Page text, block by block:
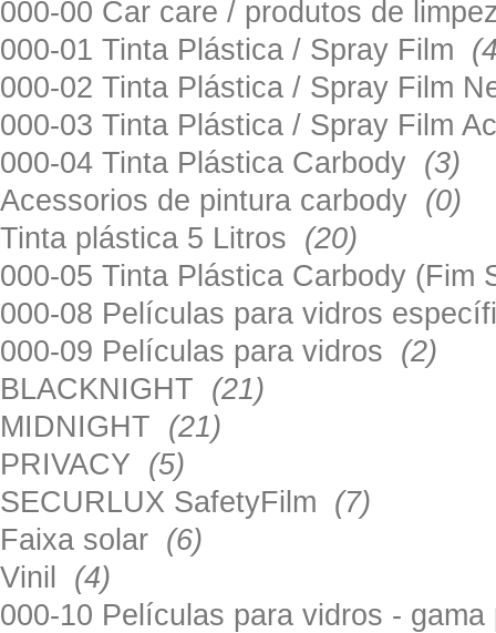
000-00 Car care / produtos de
000-01 Tinta Plástica / Spray Film
000-02 Tinta Plástica / Spray Film
000-03 Tinta Plástica / Spray Film
000-04 Tinta Plástica Carbody (3)
Acessorios de pintura carbody (0)
Tinta plástica 5 Litros (20)
000-05 Tinta Plástica Carbody
000-08 Películas para vidros
000-09 Películas para vidros (2)
BLACKNIGHT (21)
MIDNIGHT (21)
PRIVACY (5)
SECURLUX SafetyFilm (7)
Faixa solar (6)
Vinil (4)
000-10 Películas para vidros -